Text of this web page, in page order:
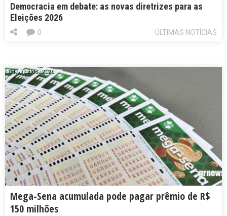
Democracia em debate: as novas diretrizes para as
Eleições 2026
ÚLTIMAS NOTÍCIAS
0
6 de agosto de 2026
Mega-Sena acumulada pode pagar prêmio de R$
150 milhões